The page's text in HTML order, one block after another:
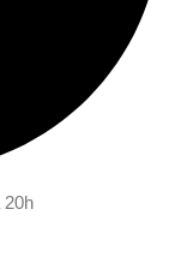
20h